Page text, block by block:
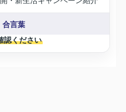
合言葉
認ください